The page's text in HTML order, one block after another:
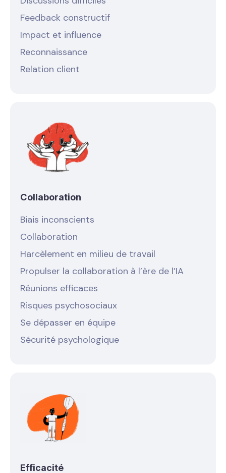
Feedback constructif
Impact et influence
Reconnaissance
Relation client
Collaboration
Biais inconscients
Collaboration
Harcèlement en milieu de travail
Propulser la collaboration à l’ère de l’IA
Réunions efficaces
Risques psychosociaux
Se dépasser en équipe
Sécurité psychologique
Efficacité